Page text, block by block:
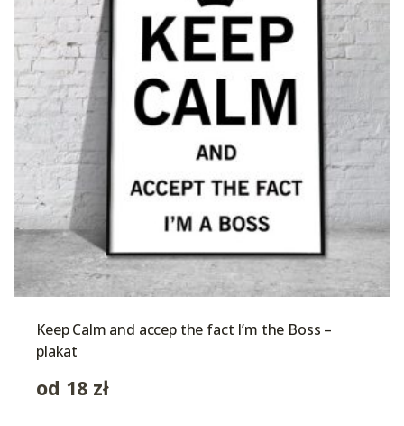
Keep Calm and accep the fact I’m the Boss –
plakat
od 18 zł